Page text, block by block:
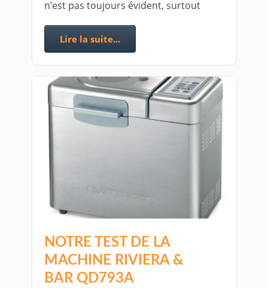
n’est pas toujours évident, surtout
Lire la suite...
NOTRE TEST DE LA
MACHINE RIVIERA &
BAR QD793A